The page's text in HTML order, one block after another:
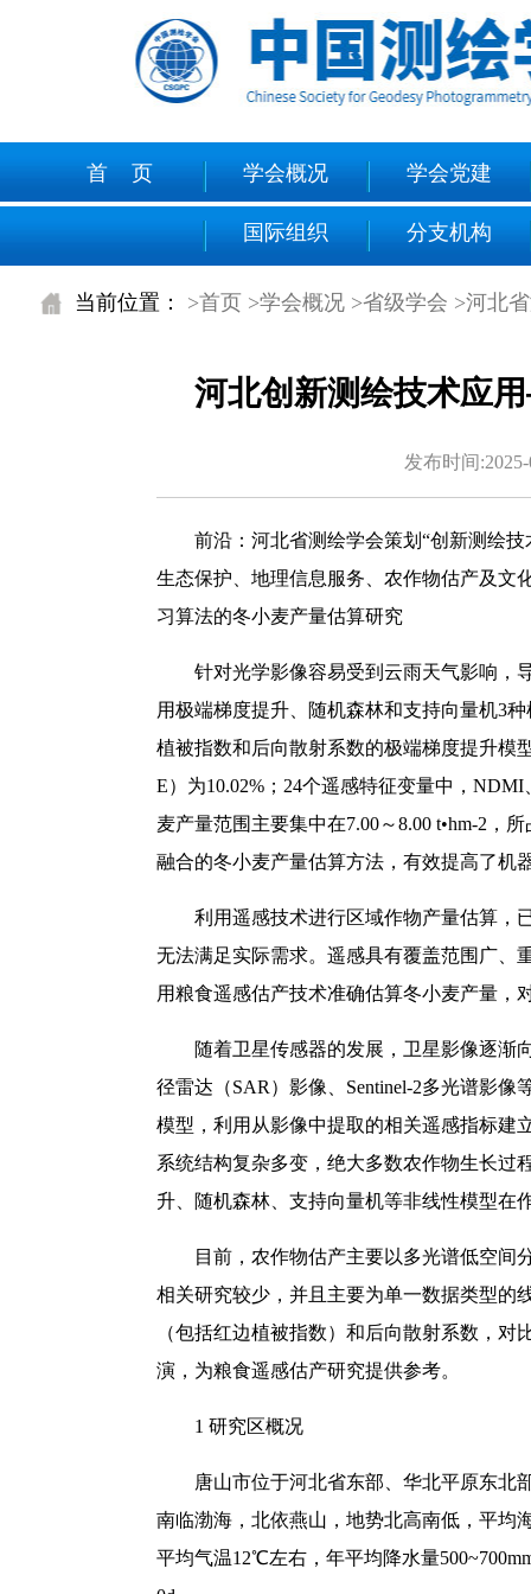
首 页 学会概况 学会党建
国际组织 分支机构
当前位置： >首页 >学会概况 >省级学会 >河北
河北创新测绘技术应
发布时间
前沿：河北省测绘学会策划“创新测绘
生态保护、地理信息服务、农作物估产及文
习算法的冬小麦产量估算研究
针对光学影像容易受到云雨天气影响，
用极端梯度提升、随机森林和支持向量机3
植被指数和后向散射系数的极端梯度提升模
E）为10.02%；24个遥感特征变量中，
麦产量范围主要集中在7.00～8.00 t•hm-2，
融合的冬小麦产量估算方法，有效提高了机
利用遥感技术进行区域作物产量估算，
无法满足实际需求。遥感具有覆盖范围广、
用粮食遥感估产技术准确估算冬小麦产量，
随着卫星传感器的发展，卫星影像逐渐
径雷达（SAR）影像、Sentinel-2多光谱影
模型，利用从影像中提取的相关遥感指标建
系统结构复杂多变，绝大多数农作物生长过
升、随机森林、支持向量机等非线性模型在
目前，农作物估产主要以多光谱低空间
相关研究较少，并且主要为单一数据类型的
（包括红边植被指数）和后向散射系数，
演，为粮食遥感估产研究提供参考。
1 研究区概况
唐山市位于河北省东部、华北平原东北部
南临渤海，北依燕山，地势北高南低，平均
平均气温12℃左右，年平均降水量